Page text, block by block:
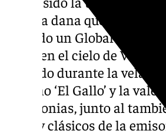
aquella dana que azotó
recibido un Global Icon,
están en el cielo de
repetido durante la
Moreno ‘El Gallo’ y la
ceremonias, junto al
de dj, y clásicos de la